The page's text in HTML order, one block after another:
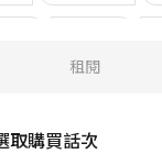
租閱
取購買話次